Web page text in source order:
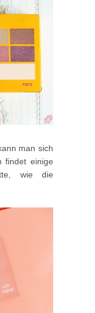
man sich
findet einige
wie die